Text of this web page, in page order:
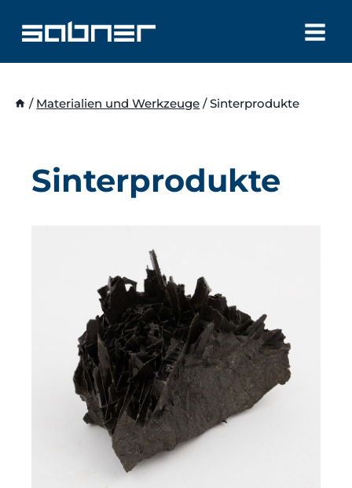
Inhalt
springen
/ Materialien und Werkzeuge / Sinterprodukte
Sinterprodukte